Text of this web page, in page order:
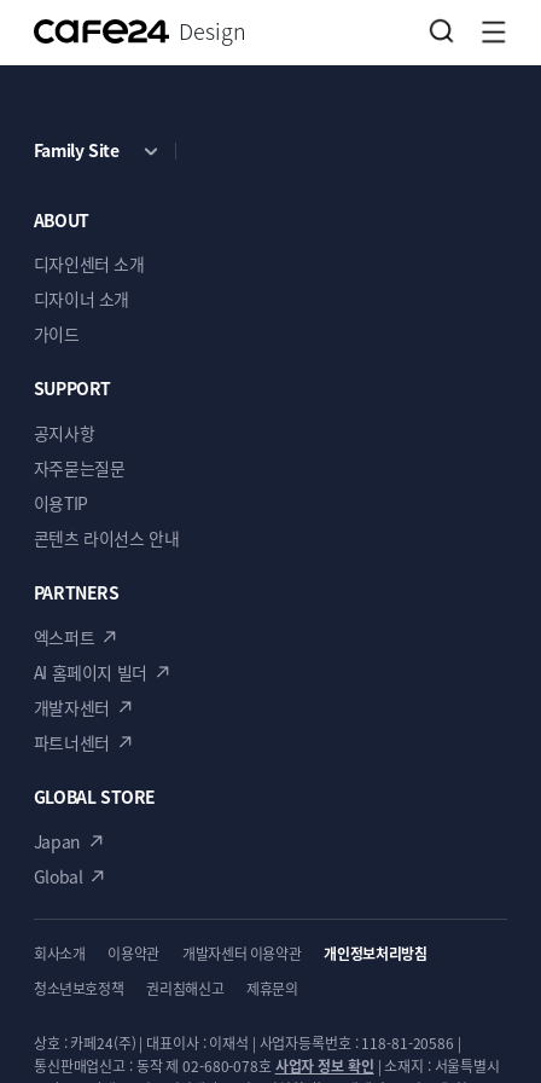
Design
Family Site
ABOUT
디자인센터 소개
디자이너 소개
가이드
SUPPORT
공지사항
자주묻는질문
이용TIP
콘텐츠 라이선스 안내
PARTNERS
엑스퍼트
AI 홈페이지 빌더
개발자센터
파트너센터
GLOBAL STORE
Japan
Global
회사소개 이용약관 개발자센터 이용약관
개인정보처리방침
청소년보호정책
권리침해신고 제휴문의
상호 : 카페24(주) | 대표이사 : 이재석 | 사업자등록번호 : 118-81-20586 |
통신판매업신고 : 동작 제 02-680-078호사업자 정보 확인 | 소재지 : 서울특별시